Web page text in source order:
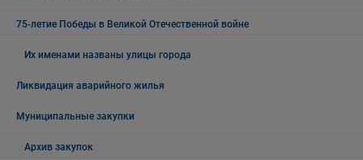
75-летие Победы в Великой Отечественной войне
Их именами названы улицы города
Ликвидация аварийного жилья
Муниципальные закупки
Архив закупок